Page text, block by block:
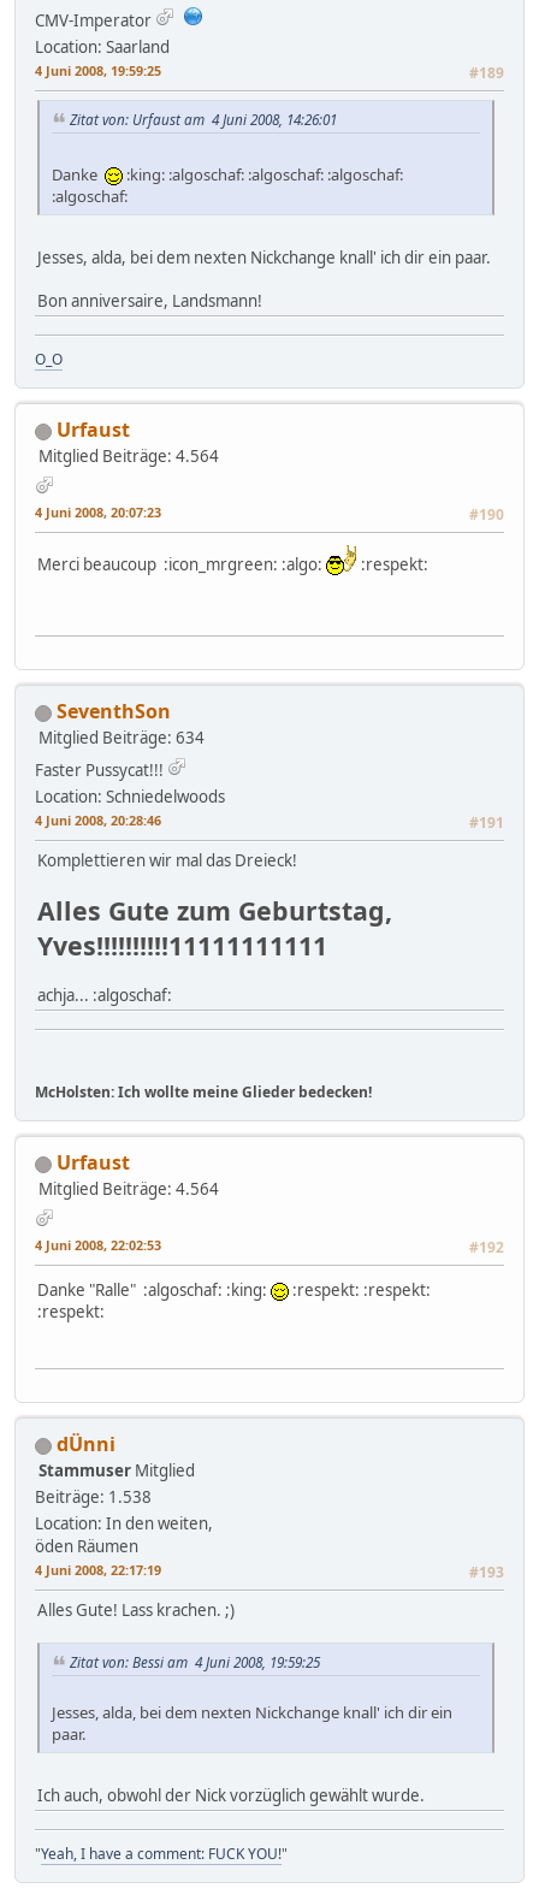
CMV-Imperator
Location: Saarland
4 Juni 2008, 19:59:25 #189
Zitat von: Urfaust am 4 Juni 2008, 14:26:01
Danke
:king: :algoschaf: :algoschaf: :algoschaf:
:algoschaf:
Jesses, alda, bei dem nexten Nickchange knall' ich dir ein paar.
Bon anniversaire, Landsmann!
O_O
Urfaust
Mitglied Beiträge: 4.564
4 Juni 2008, 20:07:23 #190
Merci beaucoup :icon_mrgreen: :algo: :respekt:
SeventhSon
Mitglied Beiträge: 634
Faster Pussycat!!!
Location: Schniedelwoods
4 Juni 2008, 20:28:46 #191
Komplettieren wir mal das Dreieck!
Alles Gute zum Geburtstag,
Yves!!!!!!!!!!11111111111
achja... :algoschaf:
McHolsten: Ich wollte meine Glieder bedecken!
Urfaust
Mitglied Beiträge: 4.564
4 Juni 2008, 22:02:53 #192
Danke "Ralle" :algoschaf: :king:
:respekt: :respekt:
:respekt:
dÜnni
Stammuser Mitglied
Beiträge: 1.538
Location: In den weiten,
öden Räumen
4 Juni 2008, 22:17:19 #193
Alles Gute! Lass krachen. ;)
Zitat von: Bessi am 4 Juni 2008, 19:59:25
Jesses, alda, bei dem nexten Nickchange knall' ich dir ein
paar.
Ich auch, obwohl der Nick vorzüglich gewählt wurde.
"Yeah, I have a comment: FUCK YOU!"